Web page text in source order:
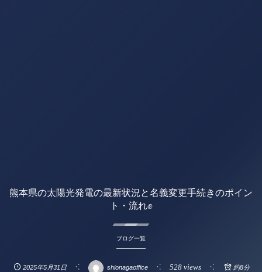
熊本県の太陽光発電の最新状況と名義変更手続きのポイン
ト・流れ✊
ブログ一覧
2025年5月31日 shionagaoffice 528 views 約8分